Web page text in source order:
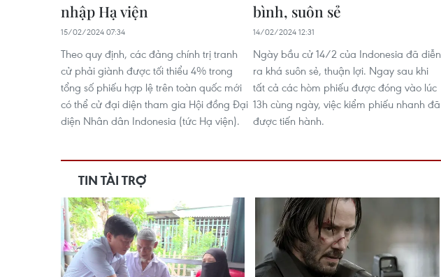
nhập Hạ viện
15/02/2024 07:34
Theo quy định, các đảng chính trị tranh
cử phải giành được tối thiểu 4% trong
tổng số phiếu hợp lệ trên toàn quốc mới
có thể cử đại diện tham gia Hội đồng Đại
diện Nhân dân Indonesia (tức Hạ viện).
bình, suôn sẻ
14/02/2024 12:31
Ngày bầu cử 14/2 của Indonesia đã diễn
ra khá suôn sẻ, thuận lợi. Ngay sau khi
tất cả các hòm phiếu được đóng vào lúc
13h cùng ngày, việc kiểm phiếu nhanh đã
được tiến hành.